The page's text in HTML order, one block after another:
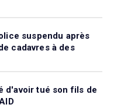
suspendu après
cadavres à des
d'avoir tué son fils de